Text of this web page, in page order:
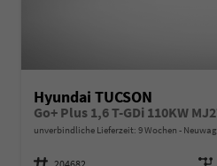
Hyundai TUCSON
Go+ Plus 1,6 T-GDi 110KW
unverbindliche Lieferzeit: 9 Wochen